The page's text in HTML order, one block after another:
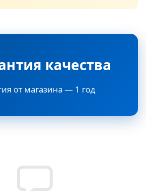
качества
от магазина — 1 год